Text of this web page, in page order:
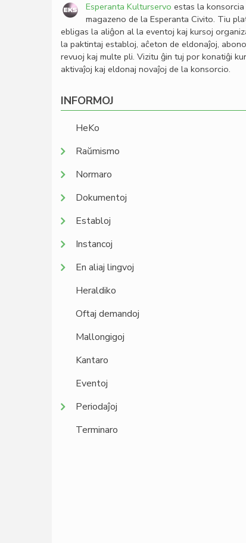
Esperanta Kulturservo estas la konsorcia
magazeno de la Esperanta Civito. Tiu
ebligas la aliĝon al la eventoj kaj kursoj
la paktintaj establoj, aĉeton de eldonaĵoj,
revuoj kaj multe pli. Vizitu ĝin tuj por konatiĝi
aktivaĵoj kaj eldonaj novaĵoj de la konsorcio.
INFORMOJ
HeKo
Raŭmismo
Normaro
Dokumentoj
Establoj
Instancoj
En aliaj lingvoj
Heraldiko
Oftaj demandoj
Mallongigoj
Kantaro
Eventoj
Periodaĵoj
Terminaro